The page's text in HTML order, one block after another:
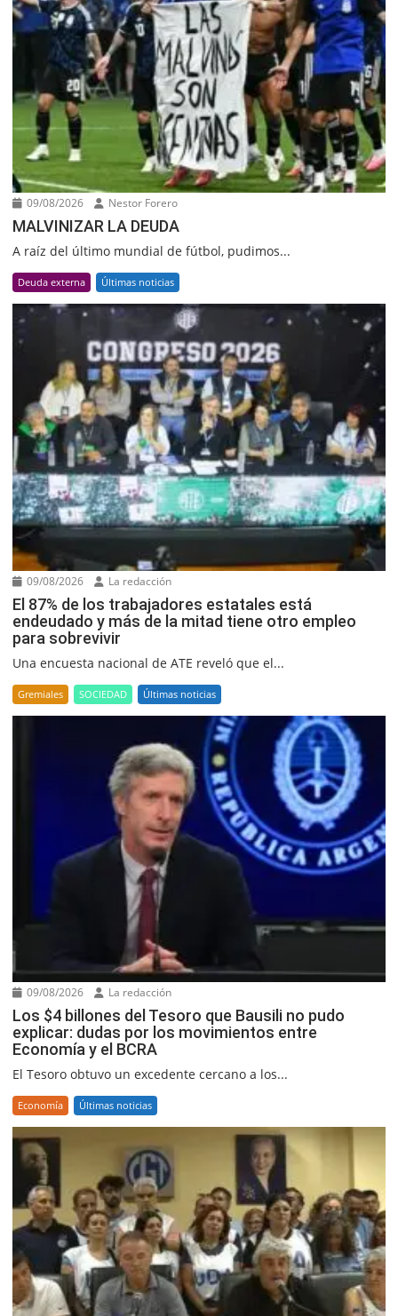
09/08/2026 Nestor Forero
MALVINIZAR LA DEUDA
A raíz del último mundial de fútbol, pudimos...
Deuda externa Últimas noticias
09/08/2026 La redacción
El 87% de los trabajadores estatales está
endeudado y más de la mitad tiene otro empleo
para sobrevivir
Una encuesta nacional de ATE reveló que el...
Gremiales SOCIEDAD Últimas noticias
09/08/2026 La redacción
Los $4 billones del Tesoro que Bausili no pudo
explicar: dudas por los movimientos entre
Economía y el BCRA
El Tesoro obtuvo un excedente cercano a los...
Economía Últimas noticias